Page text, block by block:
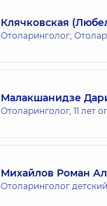
Клячковская
Отоларинголог;
Малакшанидзе
Отоларинголог, 11 лет
Михайлов Роман
Отоларинголог